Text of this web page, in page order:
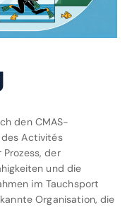
den CMAS-
Activités
der
und die
im Tauchsport
Organisation, die